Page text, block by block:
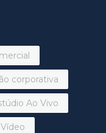
corporativa
Ao Vivo